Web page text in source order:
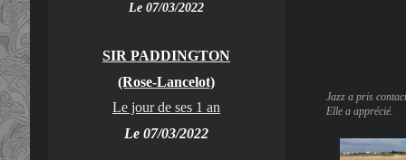
Jazz a pris
Elle a apprécié.
Le 07/03/2022
SIR PADDINGTON
(Rose-Lancelot)
Le jour de ses 1 an
Le 07/03/2022